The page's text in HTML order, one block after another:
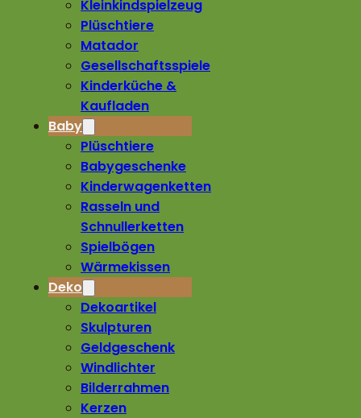
Kleinkindspielzeug
Plüschtiere
Matador
Gesellschaftsspiele
Kinderküche &
Kaufladen
Baby
Plüschtiere
Babygeschenke
Kinderwagenketten
Rasseln und
Schnullerketten
Spielbögen
Wärmekissen
Deko
Dekoartikel
Skulpturen
Geldgeschenk
Windlichter
Bilderrahmen
Kerzen